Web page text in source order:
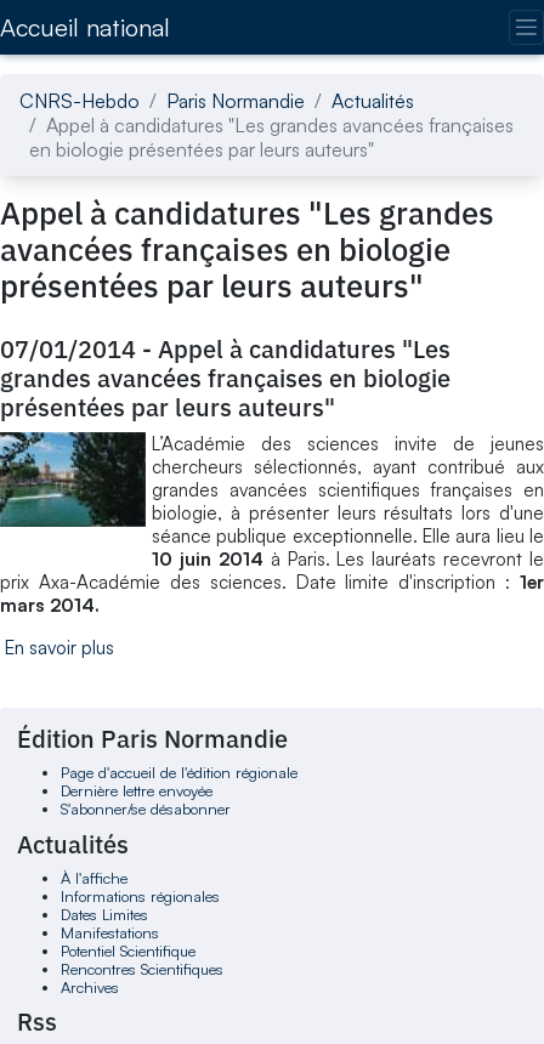
Accueil national
CNRS-Hebdo Paris Normandie
Actualités
Appel à candidatures "Les grandes avancées françaises
en biologie présentées par leurs auteurs"
Appel à candidatures "Les grandes
avancées françaises en biologie
présentées par leurs auteurs"
07/01/2014 - Appel à candidatures "Les
grandes avancées françaises en biologie
présentées par leurs auteurs"
L’Académie des sciences invite de jeunes
chercheurs sélectionnés, ayant contribué aux
grandes avancées scientifiques françaises en
biologie, à présenter leurs résultats lors d'une
séance publique exceptionnelle. Elle aura lieu le
10 juin 2014 à Paris. Les lauréats recevront le
prix Axa-Académie des sciences. Date limite d'inscription : 1er
mars 2014.
En savoir plus
Édition Paris Normandie
Page d'accueil de l'édition régionale
Dernière lettre envoyée
S'abonner/se désabonner
Actualités
À l'affiche
Informations régionales
Dates Limites
Manifestations
Potentiel Scientifique
Rencontres Scientifiques
Archives
Rss